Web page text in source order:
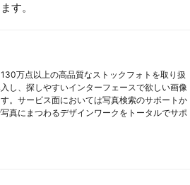
す。
万点以上の高品質なストックフォトを取り扱
し、探しやすいインターフェースで欲しい画像
。サービス面においては写真検索のサポートか
真にまつわるデザインワークをトータルでサポ